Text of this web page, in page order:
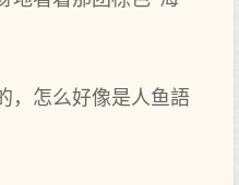
，怎么好像是人鱼語